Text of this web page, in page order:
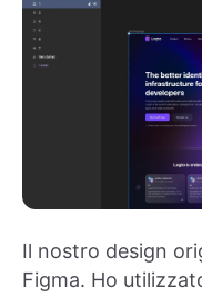
Il nostro design
Figma. Ho